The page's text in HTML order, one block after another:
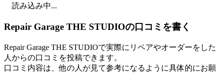
読み込み中...
Repair Garage THE STUDIOの口コミを書く
Repair Garage THE STUDIOで実際にリペアやオーダーをした
人からの口コミを投稿できます。
口コミ内容は、他の人が見て参考になるように具体的にお願